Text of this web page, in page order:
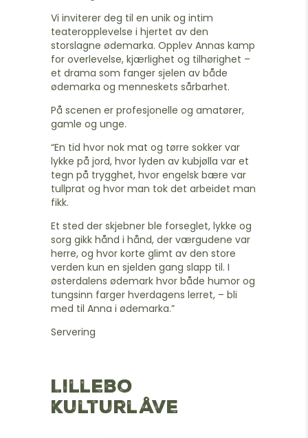
Vi inviterer deg til en unik og intim
teateropplevelse i hjertet av den
storslagne ødemarka. Opplev Annas kamp
for overlevelse, kjærlighet og tilhørighet –
et drama som fanger sjelen av både
ødemarka og menneskets sårbarhet.
På scenen er profesjonelle og amatører,
gamle og unge.
“En tid hvor nok mat og tørre sokker var
lykke på jord, hvor lyden av kubjølla var et
tegn på trygghet, hvor engelsk bære var
tullprat og hvor man tok det arbeidet man
fikk.
Et sted der skjebner ble forseglet, lykke og
sorg gikk hånd i hånd, der værgudene var
herre, og hvor korte glimt av den store
verden kun en sjelden gang slapp til. I
østerdalens ødemark hvor både humor og
tungsinn farger hverdagens lerret, – bli
med til Anna i ødemarka.”
Servering
Lillebo
Kulturlåve